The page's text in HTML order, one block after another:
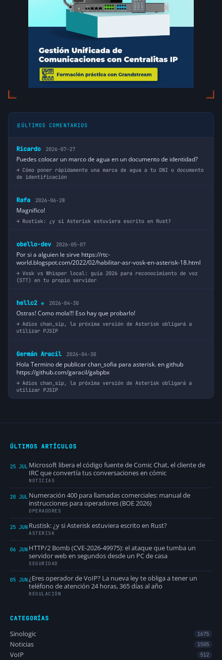
ÚLTIMOS COMENTARIOS
Ricardo 2026-07-27
Puedes colocar un marco de agua en un documento de identidad?
Cómo poner rápidamente una marca de agua a tu DNI o documento
de identificación
Rafa 2026-06-28
Magnifico!
Rustisk: ¿y si Asterisk estuviera escrito en Rust?
obello-dev 2026-05-07
Por si a alguien le sirve https://rtc-
world.blogspot.com/2022/02/habilitar-asr-vosk-en-asterisk-18.html
Vosk vs Whisper local: guía 2026 para reconocimiento de voz
(STT) en tu propio servidor
hellc2 ⭐ 2026-04-30
Ostras! Como mola!!! Eso hay que probarlo!
Adios chan_sip, la próxima versión de Asterisk obligará a
utilizar PJSIP
Germán Aracil 2026-04-30
Hola Termino de publicar chan_sofia para asterisk. en github
https://github.com/garacil/gabpbx
Adios chan_sip, la próxima versión de Asterisk obligará a
utilizar PJSIP
ÚLTIMOS ARTÍCULOS
25 JUL Microsoft libera el código fuente de Comic Chat, el cliente de
IRC que convertía tus conversaciones en cómic
NOTICIAS
20 JUL Numeración 400 para llamadas comerciales: manual de
instrucciones para operadores (BOE 2026)
OPERADORES
25 JUN Rustisk: ¿y si Asterisk estuviera escrito en Rust?
ASTERISK
06 JUN HTTP/2 Bomb (CVE-2026-49975): el ataque que tumba un
servidor web en segundos desde un PC de casa
SEGURIDAD
05 JUN¿Eres operador de VoIP? La nueva ley te obliga a tener un
teléfono de atención 24 horas, 365 días al año
REGULACIÓN
CATEGORÍAS
Sinologic 1675
Noticias 1505
VoIP 512